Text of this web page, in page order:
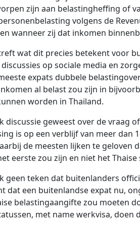
zijn aan belastingheffing of
volgens de
wanneer zij dat inkomen
wat dit precies betekent voor
op sociale media en
expats dubbele
al belast zou zijn in
worden in Thailand.
discussie geweest over de vraag
is op een verblijf van meer dan
de meesten lijken te geloven
eerste zou zijn en niet het
geen teken dat buitenlanders
dat een buitenlandse expat nu,
belastingaangifte zou moeten
met name werkvisa,